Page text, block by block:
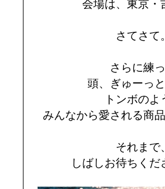
会場は、東京・
さてさて。
さらに練
頭、ぎゅーっ
トンボのよ
みんなから愛される商
それまで、
しばしお待ちくだ